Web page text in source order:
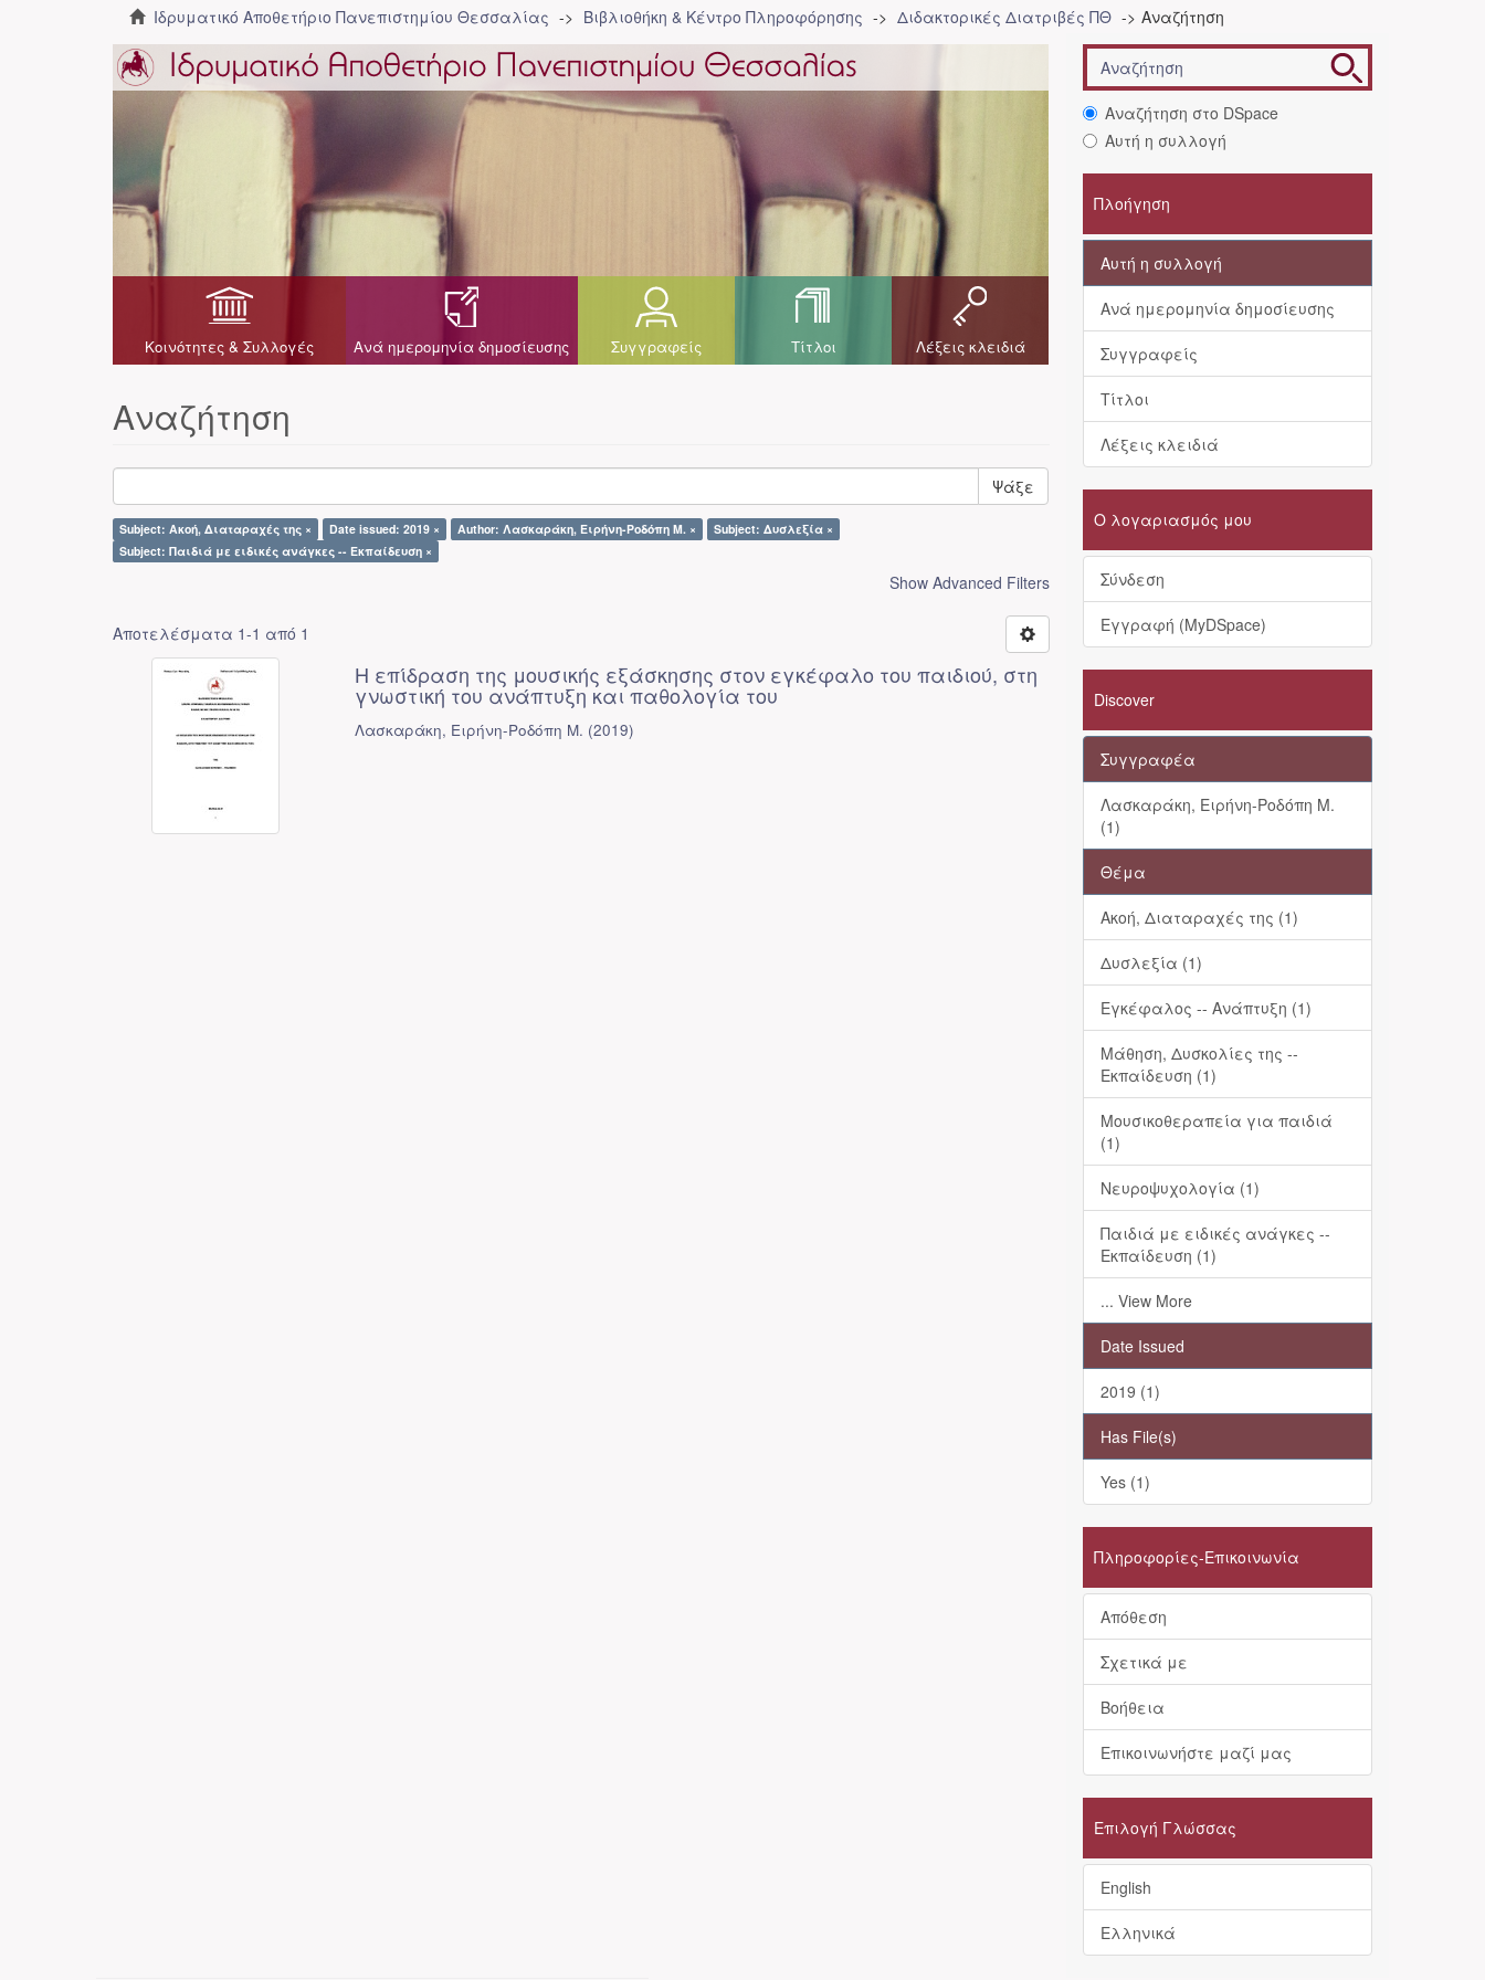
Ιδρυματικό Αποθετήριο Πανεπιστημίου Θεσσαλίας Βιβλιοθήκη & Κέντρο Πληροφόρησης Διδακτορικές Διατριβές ΠΘ Αναζήτηση
Κοινότητες & Συλλογές Ανά ημερομηνία δημοσίευσης Συγγραφείς Τίτλοι Λέξεις κλειδιά
Αναζήτηση
Ψάξε
Subject: Ακοή, Διαταραχές της × Date issued: 2019 × Author: Λασκαράκη, Ειρήνη-Ροδόπη Μ. ×
Subject: Δυσλεξία ×
Subject: Παιδιά με ειδικές ανάγκες -- Εκπαίδευση ×
Show Advanced Filters
Αποτελέσματα 1-1 από 1
Η επίδραση της μουσικής εξάσκησης στον εγκέφαλο του παιδιού, στη
γνωστική του ανάπτυξη και παθολογία του
Λασκαράκη, Ειρήνη-Ροδόπη Μ. (2019)
Αναζήτηση στο DSpace
Αυτή η συλλογή
Πλοήγηση
Αυτή η συλλογή
Ανά ημερομηνία δημοσίευσης
Συγγραφείς
Τίτλοι
Λέξεις κλειδιά
Ο λογαριασμός μου
Σύνδεση
Εγγραφή (MyDSpace)
Discover
Συγγραφέα
Λασκαράκη, Ειρήνη-Ροδόπη Μ.
(1)
Θέμα
Ακοή, Διαταραχές της (1)
Δυσλεξία (1)
Εγκέφαλος -- Ανάπτυξη (1)
Μάθηση, Δυσκολίες της --
Εκπαίδευση (1)
Μουσικοθεραπεία για παιδιά
(1)
Νευροψυχολογία (1)
Παιδιά με ειδικές ανάγκες --
Εκπαίδευση (1)
... View More
Date Issued
2019 (1)
Has File(s)
Yes (1)
Πληροφορίες-Επικοινωνία
Απόθεση
Σχετικά με
Βοήθεια
Επικοινωνήστε μαζί μας
Επιλογή Γλώσσας
English
Ελληνικά